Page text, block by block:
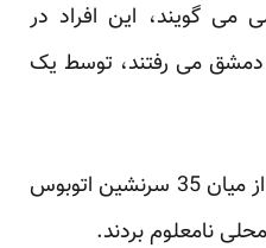
می گویند، این افراد در
دمشق می رفتند، توسط یک
افراد مسلح سپس 11 نفر را از میان 35 سرنشین اتوبوس
نامعلوم بردند.